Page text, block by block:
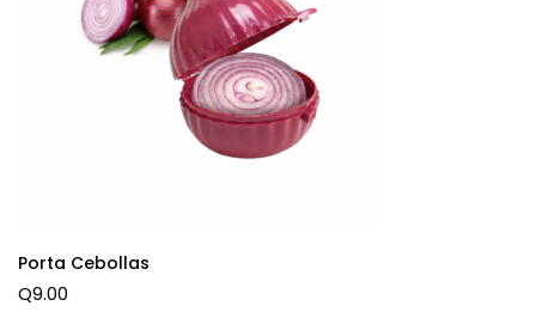
Porta Cebollas
Q9.00